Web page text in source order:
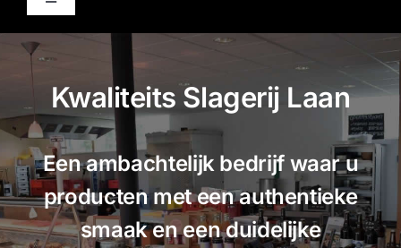
Toggle
Navigation
Home
De Winkel
Online bestellen
BBQ
Kwaliteits Slagerij Laan
Een ambachtelijk bedrijf waar u
producten met een authentieke
smaak en een duidelijke